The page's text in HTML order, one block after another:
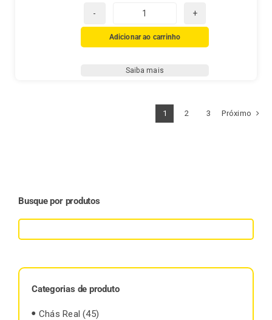
Chá
Real
Suave
Noite
Adicionar ao carrinho
Saiba mais
1 2 3 Próximo
Busque por produtos
Categorias de produto
Chás Real (45)